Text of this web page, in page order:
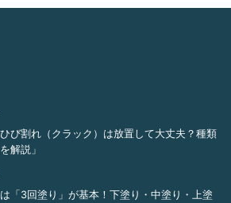
まいますので玄関以外は開けれない状態にな
たします。ご希望の際はお気軽に申し上げく
ひび割れ（クラック）は放置して大丈夫？種類
解説」
「3回塗り」が基本！下塗り・中塗り・上塗